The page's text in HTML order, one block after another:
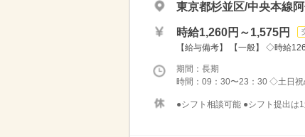
東京都杉並区/中央本線
時給1,260円～1,575円
【給与備考】 【一般】 ◇時給
期間：長期
時間：09：30〜23：30 ◇土日
●シフト相談可能 ●シフト提出は